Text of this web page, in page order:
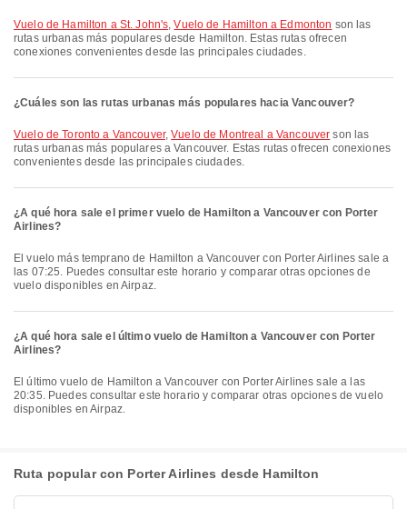
Vuelo de Hamilton a St. John's,Vuelo de Hamilton a Edmonton son las
rutas urbanas más populares desde Hamilton. Estas rutas ofrecen
conexiones convenientes desde las principales ciudades.
¿Cuáles son las rutas urbanas más populares hacia Vancouver?
Vuelo de Toronto a Vancouver,Vuelo de Montreal a Vancouver son las
rutas urbanas más populares a Vancouver. Estas rutas ofrecen conexiones
convenientes desde las principales ciudades.
¿A qué hora sale el primer vuelo de Hamilton a Vancouver con Porter
Airlines?
El vuelo más temprano de Hamilton a Vancouver con Porter Airlines sale a
las 07:25. Puedes consultar este horario y comparar otras opciones de
vuelo disponibles en Airpaz.
¿A qué hora sale el último vuelo de Hamilton a Vancouver con Porter
Airlines?
El último vuelo de Hamilton a Vancouver con Porter Airlines sale a las
20:35. Puedes consultar este horario y comparar otras opciones de vuelo
disponibles en Airpaz.
Ruta popular con Porter Airlines desde Hamilton